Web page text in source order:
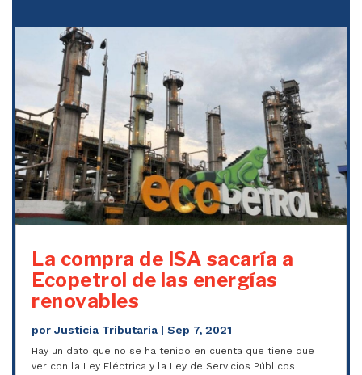
La compra de ISA sacaría a
Ecopetrol de las energías
renovables
porJusticia Tributaria |Sep 7, 2021
Hay un dato que no se ha tenido en cuenta que tiene que
ver con la Ley Eléctrica y la Ley de Servicios Públicos